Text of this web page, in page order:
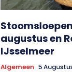
augustus en
IJsselmeer
Algemeen 5